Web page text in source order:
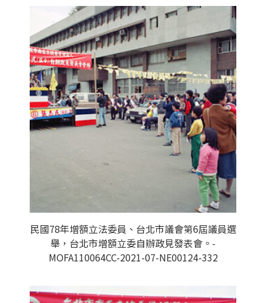
民國78年增額立法委員、台北市議會第6屆議員選
舉，台北市增額立委自辦政見發表會。-
MOFA110064CC-2021-07-NE00124-332